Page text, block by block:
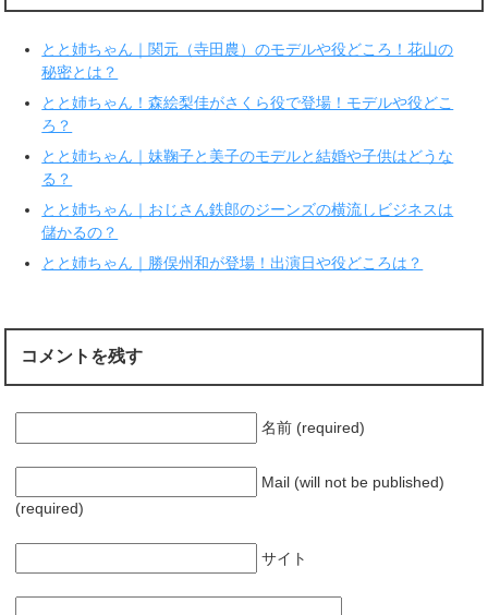
有
新
し
い
ウ
ン
ド
ウ
開
き
ま
ク
ク
し
て
だ
新
ィ
ン
ド
で
開
)
とと姉ちゃん｜関元（寺田農）のモデルや役どころ！花山の
秘密とは？
とと姉ちゃん！森絵梨佳がさくら役で登場！モデルや役どこ
ろ？
とと姉ちゃん｜妹鞠子と美子のモデルと結婚や子供はどうな
る？
とと姉ちゃん｜おじさん鉄郎のジーンズの横流しビジネスは
儲かるの？
とと姉ちゃん｜勝俣州和が登場！出演日や役どころは？
コメントを残す
名前 (required)
Mail (will not be published)
(required)
サイト